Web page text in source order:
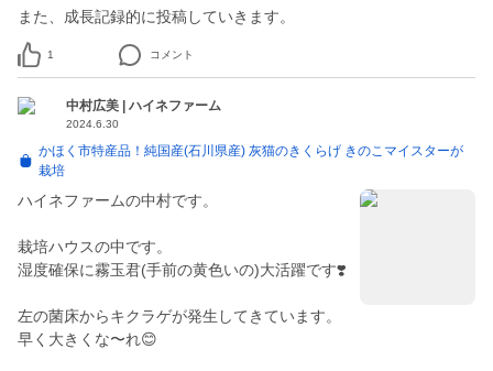
また、成長記録的に投稿していきます。
1 コメント
中村広美 | ハイネファーム
2024.6.30
かほく市特産品！純国産(石川県産) 灰猫のきくらげ きのこマイスターが
栽培
ハイネファームの中村です。
栽培ハウスの中です。
湿度確保に霧玉君(手前の黄色いの)大活躍です❣️
左の菌床からキクラゲが発生してきています。
早く大きくな〜れ😊